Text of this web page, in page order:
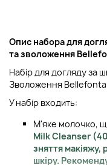
Опис набора для
та зволоження
Набір для догляду за
Зволоження
У набір входить:
М'яке молочко,
Milk Cleanser
зняття
шкіру.